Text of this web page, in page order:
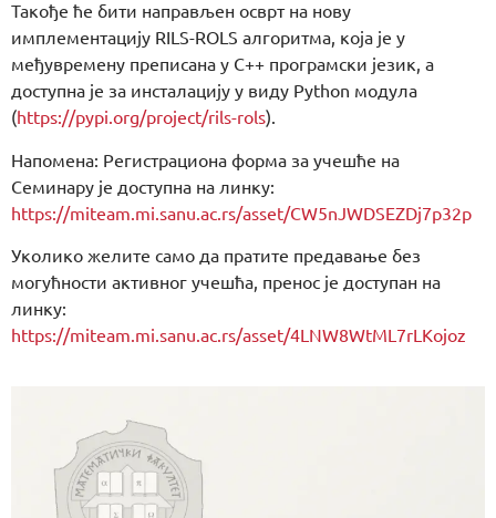
Такође ће бити направљен осврт на нову
имплементацију RILS-ROLS алгоритма, која је у
међувремену преписана у C++ програмски језик, а
доступна је за инсталацију у виду Python модула
(https://pypi.org/project/rils-rols).
Напомена: Регистрациона форма за учешће на
Семинару је доступна на линку:
https://miteam.mi.sanu.ac.rs/asset/CW5nJWDSEZDj7p32p
Уколико желите само да пратите предавање без
могућности активног учешћа, пренос је доступан на
линку:
https://miteam.mi.sanu.ac.rs/asset/4LNW8WtML7rLKojoz